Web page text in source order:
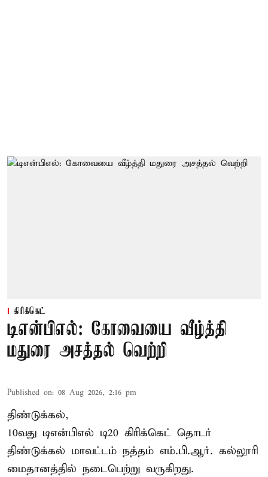
கிரிக்கெட்
டிஎன்பிஎல்: கோவையை வீழ்த்தி
மதுரை அசத்தல் வெற்றி
Published on: 08 Aug 2026, 2:16 pm
திண்டுக்கல்,
10வது டிஎன்பிஎல் டி20 கிரிக்கெட் தொடர்
திண்டுக்கல் மாவட்டம் நத்தம் எம்.பி.ஆர். கல்லூரி
மைதானத்தில் நடைபெற்று வருகிறது.